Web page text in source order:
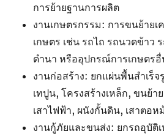
การย้ายฐานการผลิต
งานเกษตรกรรม: การขนย้ายเ
เกษตร เช่น รถไถ รถนวดข้าว
ดำนา หรืออุปกรณ์การเกษตรอื่
งานก่อสร้าง: ยกแผ่นพื้นสำเร็จ
เทปูน, โครงสร้างเหล็ก, ขนย้า
เสาไฟฟ้า, ผนังกั้นดิน, เสาตอห
งานกู้ภัยและขนส่ง: ยกรถอุบัติ